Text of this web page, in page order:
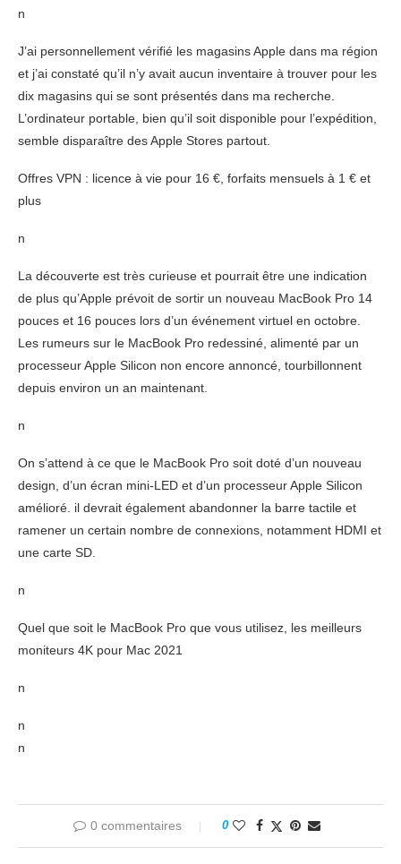
n
J’ai personnellement vérifié les magasins Apple dans ma région
et j’ai constaté qu’il n’y avait aucun inventaire à trouver pour les
dix magasins qui se sont présentés dans ma recherche.
L’ordinateur portable, bien qu’il soit disponible pour l’expédition,
semble disparaître des Apple Stores partout.
Offres VPN : licence à vie pour 16 €, forfaits mensuels à 1 € et
plus
n
La découverte est très curieuse et pourrait être une indication
de plus qu’Apple prévoit de sortir un nouveau MacBook Pro 14
pouces et 16 pouces lors d’un événement virtuel en octobre.
Les rumeurs sur le MacBook Pro redessiné, alimenté par un
processeur Apple Silicon non encore annoncé, tourbillonnent
depuis environ un an maintenant.
n
On s’attend à ce que le MacBook Pro soit doté d’un nouveau
design, d’un écran mini-LED et d’un processeur Apple Silicon
amélioré. il devrait également abandonner la barre tactile et
ramener un certain nombre de connexions, notamment HDMI et
une carte SD.
n
Quel que soit le MacBook Pro que vous utilisez, les meilleurs
moniteurs 4K pour Mac 2021
n
n
n
0 commentaires 0